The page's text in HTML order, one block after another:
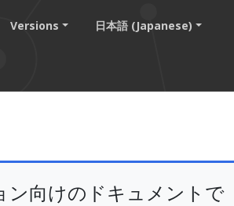
Versions 日本語 (Japanese)
ン向けのドキュメントで